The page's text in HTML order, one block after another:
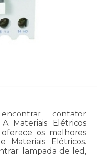
contator
Materiais Elétricos
os melhores
Materiais Elétricos.
lampada de led,